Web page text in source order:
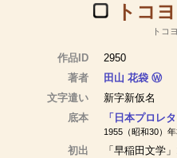
トコ
トコ
作品ID
2950
著者
田山 花袋 Ⓦ
文字遣い
新字新仮名
底本
「日本プロ
1955（昭和30）
初出
「早稲田文学